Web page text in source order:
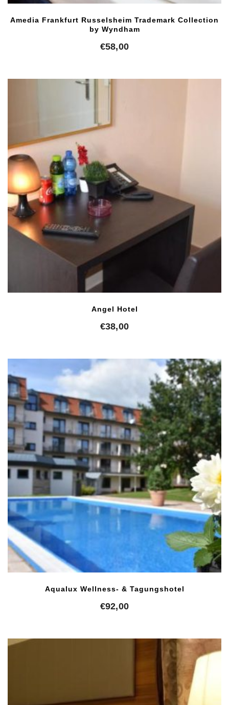
Amedia Frankfurt Russelsheim Trademark Collection
by Wyndham
€58,00
Angel Hotel
€38,00
Aqualux Wellness- & Tagungshotel
€92,00